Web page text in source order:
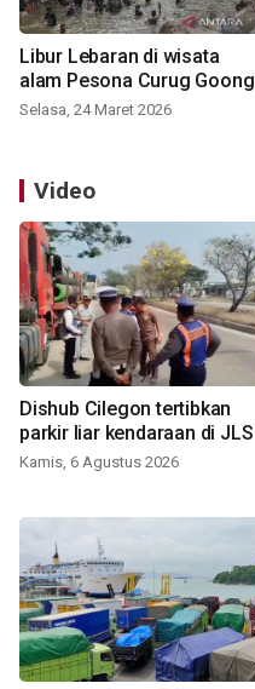
Libur Lebaran di wisata
alam Pesona Curug Goong
Selasa, 24 Maret 2026
Video
Dishub Cilegon tertibkan
parkir liar kendaraan di JLS
Kamis, 6 Agustus 2026